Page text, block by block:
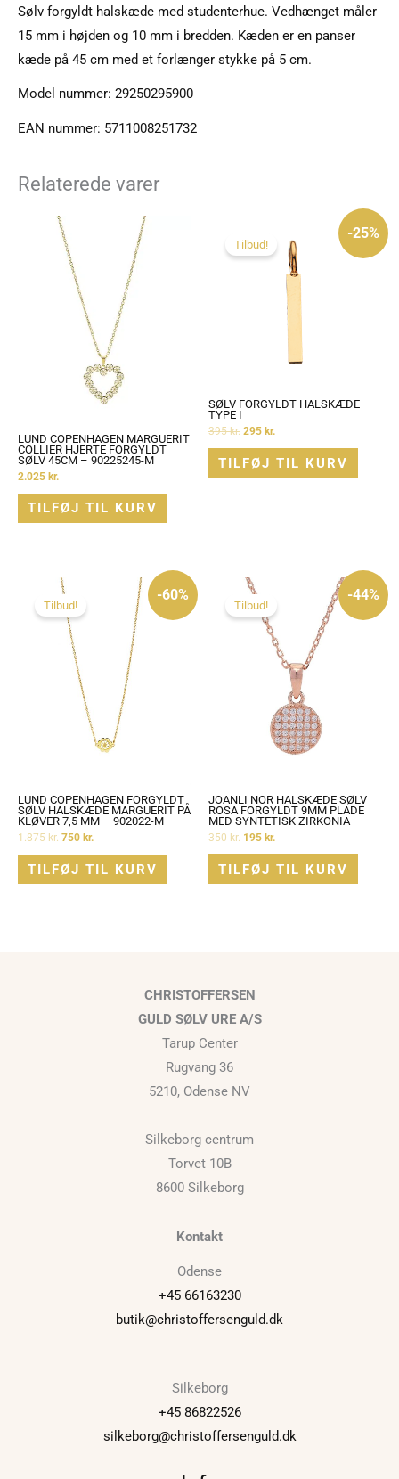
Sølv forgyldt halskæde med studenterhue. Vedhænget måler
15 mm i højden og 10 mm i bredden. Kæden er en panser
kæde på 45 cm med et forlænger stykke på 5 cm.
Model nummer: 29250295900
EAN nummer: 5711008251732
Relaterede varer
LUND COPENHAGEN MARGUERIT
COLLIER HJERTE FORGYLDT
SØLV 45CM – 90225245-M
2.025 kr.
TILFØJ TIL KURV
-25%
Tilbud!
SØLV FORGYLDT HALSKÆDE
TYPE I
395kr.
pris
var:
395 kr..
295 kr.
pris
295 kr..
TILFØJ TIL KURV
-60%
Tilbud!
LUND COPENHAGEN FORGYLDT
SØLV HALSKÆDE MARGUERIT PÅ
KLØVER 7,5 MM – 902022-M
1.875kr.
Den
oprindelige
pris
var:
1.875 kr..
750 kr.
TILFØJ TIL KURV
-44%
Tilbud!
JOANLI NOR HALSKÆDE SØLV
ROSA FORGYLDT 9MM PLADE
MED SYNTETISK ZIRKONIA
350kr.
Den
oprindelige
pris
var:
350 kr..
195 kr.
er:
TILFØJ TIL KURV
CHRISTOFFERSEN
GULD SØLV URE A/S
Tarup Center
Rugvang 36
5210, Odense NV
Silkeborg centrum
Torvet 10B
8600 Silkeborg
Kontakt
Odense
+45 66163230
butik@christoffersenguld.dk
Silkeborg
+45 86822526
silkeborg@christoffersenguld.dk